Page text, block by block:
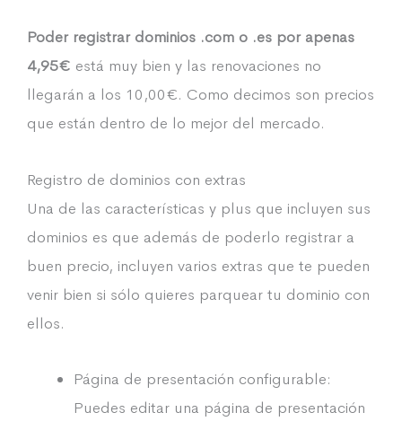
Poder registrar dominios .com o .es por apenas
4,95€ está muy bien y las renovaciones no
llegarán a los 10,00€. Como decimos son precios
que están dentro de lo mejor del mercado.
Registro de dominios con extras
Una de las características y plus que incluyen sus
dominios es que además de poderlo registrar a
buen precio, incluyen varios extras que te pueden
venir bien si sólo quieres parquear tu dominio con
ellos.
Página de presentación configurable:
Puedes editar una página de presentación